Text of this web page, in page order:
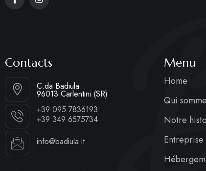
Contacts
C.da Badiula
96013 Carlentini (SR)
+39 095 7836193
+39 349 6575734
info@badiula.it
Menu
Home
Qui
Notre